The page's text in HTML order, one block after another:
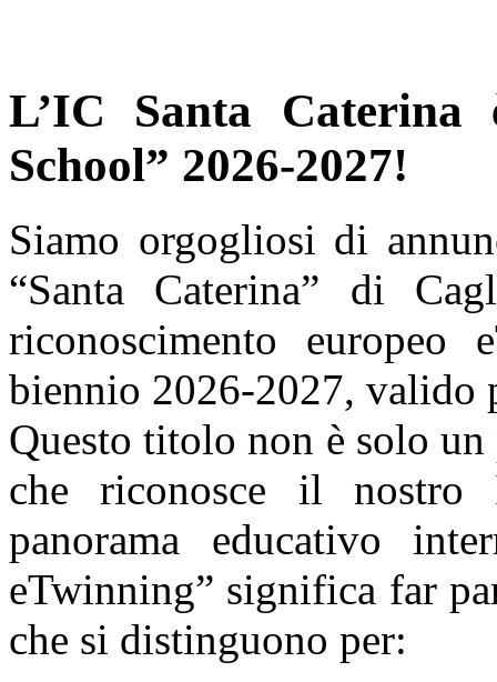
L’IC Santa Caterina
School” 2026-2027!
​Siamo orgogliosi di
“Santa Caterina” di
riconoscimento
biennio 2026-2027, valido
​Questo titolo non è solo
che riconosce il
panorama educativo
eTwinning” significa far
che si distinguono per: